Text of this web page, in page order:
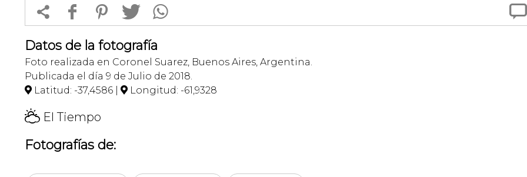
 f 1 T  
Datos de la fotografía
Foto realizada en Coronel Suarez, Buenos Aires, Argentina.
Publicada el día 9 de Julio de 2018.
 Latitud: -37,4586 |  Longitud: -61,9328
H El Tiempo
Fotografías de: